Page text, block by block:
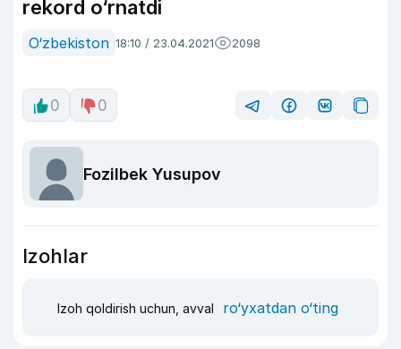
rekord o‘rnatdi
O‘zbekiston 18:10 / 23.04.2021 2098
0 0
Fozilbek Yusupov
Izohlar
Izoh qoldirish uchun, avval ro‘yxatdan o‘ting